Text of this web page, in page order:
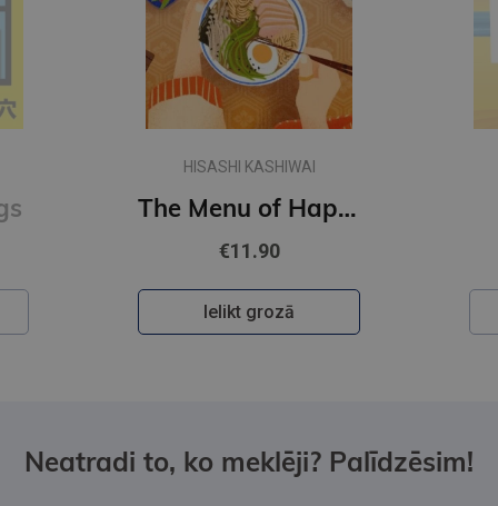
HISASHI KASHIWAI
The Menu of Happiness
€11.90
Ielikt grozā
Neatradi to, ko meklēji? Palīdzēsim!